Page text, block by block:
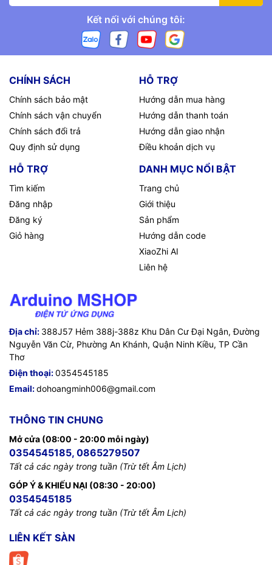
Kết nối với chúng tôi:
CHÍNH SÁCH
Chính sách bảo mật
Chính sách vận chuyển
Chính sách đổi trả
Quy định sử dụng
HỖ TRỢ
Hướng dẫn mua hàng
Hướng dẫn thanh toán
Hướng dẫn giao nhận
Điều khoản dịch vụ
HỖ TRỢ
Tìm kiếm
Đăng nhập
Đăng ký
Giỏ hàng
DANH MỤC NỔI BẬT
Trang chủ
Giới thiệu
Sản phẩm
Hướng dẫn code
XiaoZhi AI
Liên hệ
Địa chỉ: 388J57 Hẻm 388j-388z Khu Dân Cư Đại Ngân, Đường
Nguyễn Văn Cừ, Phường An Khánh, Quận Ninh Kiều, TP Cần
Thơ
Điện thoại:0354545185
Email:dohoangminh006@gmail.com
THÔNG TIN CHUNG
Mở cửa (08:00 - 20:00 mỗi ngày)
0354545185, 0865279507
Tất cả các ngày trong tuần (Trừ tết Âm Lịch)
GÓP Ý & KHIẾU NẠI (08:30 - 20:00)
0354545185
Tất cả các ngày trong tuần (Trừ tết Âm Lịch)
LIÊN KẾT SÀN